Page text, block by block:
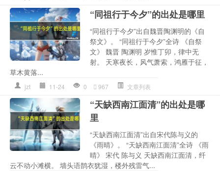
“同祖行于今夕”的出处是哪里
“同祖行于今夕”出自魏晋陶渊明的《自
祭文》。 “同祖行于今夕”全诗 《自祭
文》 魏晋 陶渊明 岁惟丁卯，律中无
射。 天寒夜长，风气萧索，鸿雁于征，
草木黄落...
jzt 11-24 0 967 文章列表
“天缺西南江面清”的出处是哪
里
“天缺西南江面清”出自宋代陈与义的
《雨晴》。 “天缺西南江面清”全诗 《雨
晴》 宋代 陈与义 天缺西南江面清，纤
云不动小滩横。 墙头语鹊衣犹湿，楼外残雷气...